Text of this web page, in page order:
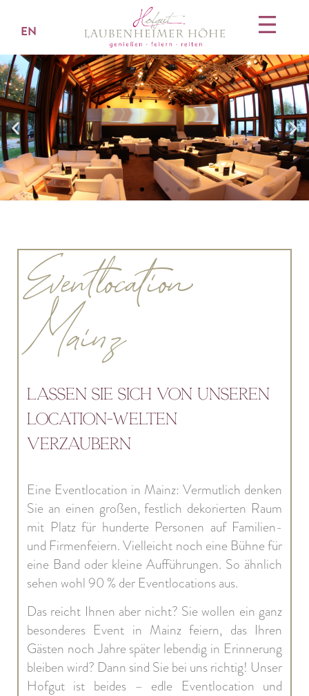
EN
Eventlocation
Mainz
Lassen Sie sich von unseren
Location-Welten
verzaubern
Eine Eventlocation in Mainz: Vermutlich denken
Sie an einen großen, festlich dekorierten Raum
mit Platz für hunderte Personen auf Familien-
und Firmenfeiern. Vielleicht noch eine Bühne für
eine Band oder kleine Aufführungen. So ähnlich
sehen wohl 90 % der Eventlocations aus.
Das reicht Ihnen aber nicht? Sie wollen ein ganz
besonderes Event in Mainz feiern, das Ihren
Gästen noch Jahre später lebendig in Erinnerung
bleiben wird? Dann sind Sie bei uns richtig! Unser
Hofgut ist beides – edle Eventlocation und